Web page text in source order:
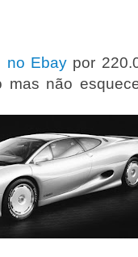
no Ebay por
mas não